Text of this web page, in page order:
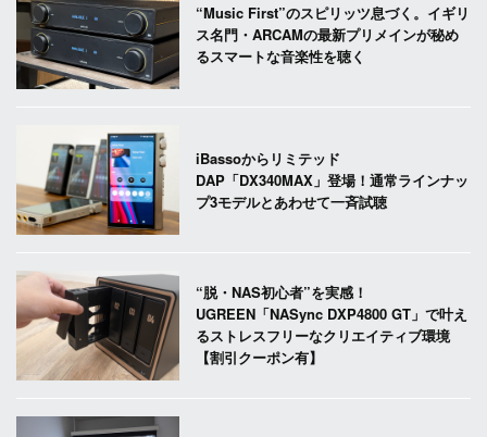
“Music First”のスピリッツ息づく。イギリ
ス名門・ARCAMの最新プリメインが秘め
るスマートな音楽性を聴く
iBassoからリミテッド
DAP「DX340MAX」登場！通常ラインナッ
プ3モデルとあわせて一斉試聴
“脱・NAS初心者”を実感！
UGREEN「NASync DXP4800 GT」で叶え
るストレスフリーなクリエイティブ環境
【割引クーポン有】